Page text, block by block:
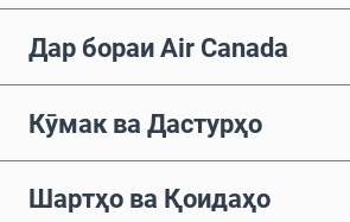
Дар бораи Air Canada
Кӯмак ва Дастурҳо
Шартҳо ва Қоидаҳо